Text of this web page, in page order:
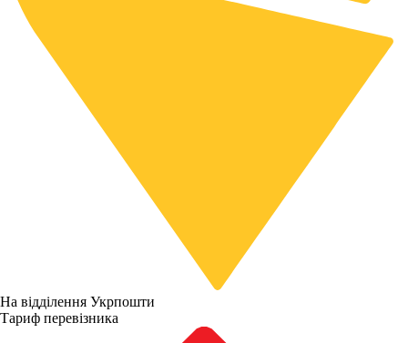
На відділення Укрпошти
Тариф перевізника